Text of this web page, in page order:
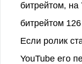
битрейтом,
битрейтом
Если ролик
YouTube его